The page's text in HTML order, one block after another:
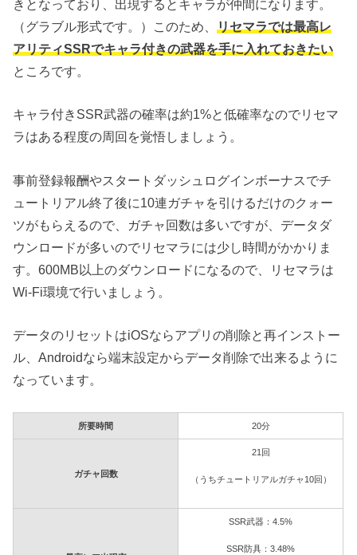
きとなっており、出現するとキャラが仲間になります。
（グラブル形式です。）このため、リセマラでは最高レ
アリティSSRでキャラ付きの武器を手に入れておきたい
ところです。
キャラ付きSSR武器の確率は約1%と低確率なのでリセマ
ラはある程度の周回を覚悟しましょう。
事前登録報酬やスタートダッシュログインボーナスでチ
ュートリアル終了後に10連ガチャを引けるだけのクォー
ツがもらえるので、ガチャ回数は多いですが、データダ
ウンロードが多いのでリセマラには少し時間がかかりま
す。600MB以上のダウンロードになるので、リセマラは
Wi-Fi環境で行いましょう。
データのリセットはiOSならアプリの削除と再インストー
ル、Androidなら端末設定からデータ削除で出来るように
なっています。
所要時間 20分
ガチャ回数
21回
（うちチュートリアルガチャ10回）
SSR武器：4.5%
SSR防具：3.48%